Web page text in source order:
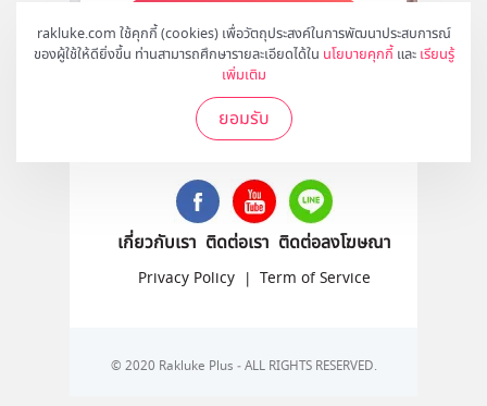
rakluke.com ใช้คุกกี้ (cookies) เพื่อวัตถุประสงค์ในการพัฒนาประสบการณ์
ของผู้ใช้ให้ดียิ่งขึ้น ท่านสามารถศึกษารายละเอียดได้ใน นโยบายคุกกี้ และ เรียนรู้
เพิ่มเติม
ยอมรับ
สมัคร
ติดตามเราได้ที่
เกี่ยวกับเรา ติดต่อเรา ติดต่อลงโฆษณา
Privacy Policy | Term of Service
© 2020 Rakluke Plus - ALL RIGHTS RESERVED.